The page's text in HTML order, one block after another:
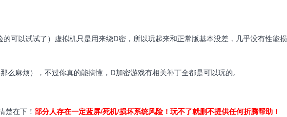
的可以试试了）虚拟机只是用来绕D密，所以玩起来和正常版基本没差，几乎没有性能损
么麻烦），不过你真的能搞懂，D加密游戏有相关补丁全都是可以玩的。
楚在下！ 部分人存在一定蓝屏/死机/损坏系统风险！玩不了就删不提供任何折腾帮助！